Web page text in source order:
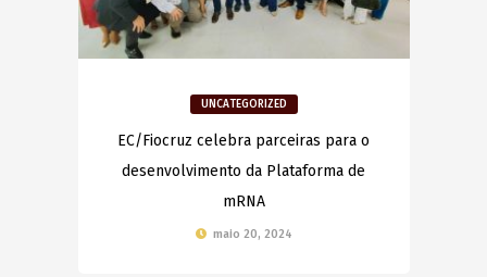
UNCATEGORIZED
EC/Fiocruz celebra parceiras para o
desenvolvimento da Plataforma de
mRNA
maio 20, 2024